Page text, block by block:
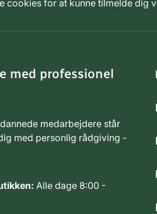
cookies for at kunne tilmelde dig
med professionel
medarbejdere står
med personlig rådgiving -
Alle dage 8:00 -